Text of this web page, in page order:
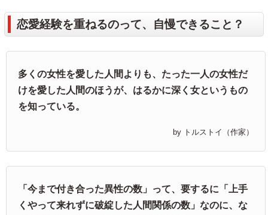
恋愛経験を重ねるのって、自慢できること？
多くの女性を愛した人間よりも、たった一人の女性だ
けを愛した人間のほうが、はるかに深く女というもの
を知っている。
by トルストイ（作家）
「今まで付き合った異性の数」って、要するに「上手
くやって来れずに破綻した人間関係の数」なのに、な